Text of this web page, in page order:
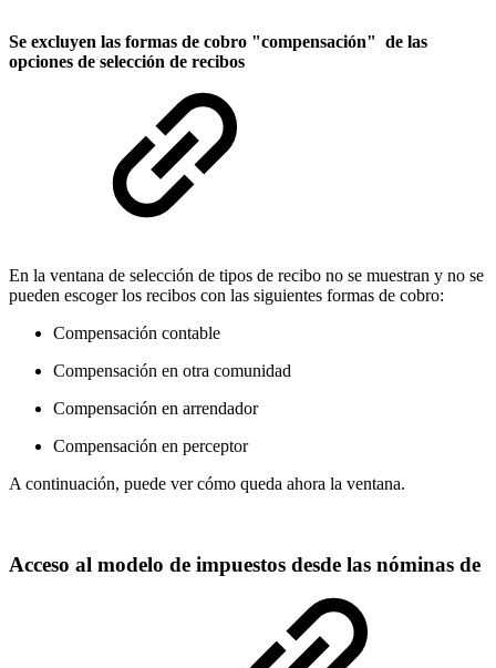
Se excluyen las formas de cobro "compensación" de las
opciones de selección de recibos
En la ventana de selección de tipos de recibo no se muestran y no se
pueden escoger los recibos con las siguientes formas de cobro:
Compensación contable
Compensación en otra comunidad
Compensación en arrendador
Compensación en perceptor
A continuación, puede ver cómo queda ahora la ventana.
Acceso al modelo de impuestos desde las nóminas de